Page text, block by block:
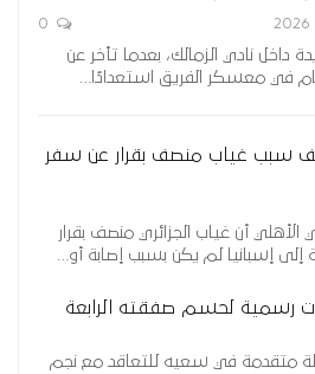
داخل نادي الزمالك، بعدما تأخر عن
في معسكر الفريق استعدادًا…
سبب غياب منصف بقرار عن سفر
أن غياب الجزائري منصف بقرار
إلى إسبانيا لم يكن بسبب إصابة أو…
رسمية لحسم صفقته الرابعة
متقدمة في سعيه للتعاقد مع نجم